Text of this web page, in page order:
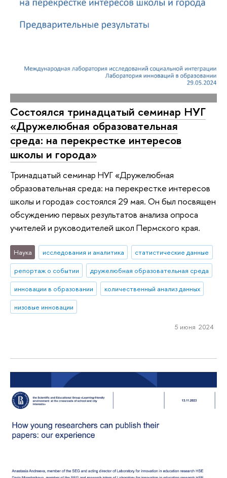
Состоялся тринадцатый семинар НУГ
«Дружелюбная образовательная
среда: на перекрестке интересов
школы и города»
Тринадцатый семинар НУГ «Дружелюбная
образовательная среда: на перекрестке интересов
школы и города» состоялся 29 мая. Он был посвящен
обсуждению первых результатов анализа опроса
учителей и руководителей школ Пермского края.
Наука исследования и аналитика
статистические данные
репортаж о событии
дружелюбная образовательная среда
инновации в образовании
количественный анализ данных
низовые инновации
5 июня 2024